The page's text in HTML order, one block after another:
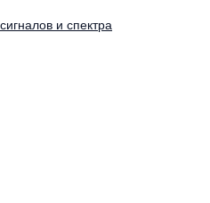
и спектра